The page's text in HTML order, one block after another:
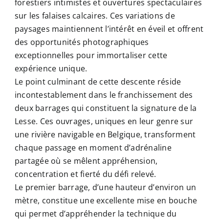
forestiers intimistes et ouvertures spectaculaires
sur les falaises calcaires. Ces variations de
paysages maintiennent l’intérêt en éveil et offrent
des opportunités photographiques
exceptionnelles pour immortaliser cette
expérience unique.
Le point culminant de cette descente réside
incontestablement dans le franchissement des
deux barrages qui constituent la signature de la
Lesse. Ces ouvrages, uniques en leur genre sur
une rivière navigable en Belgique, transforment
chaque passage en moment d’adrénaline
partagée où se mêlent appréhension,
concentration et fierté du défi relevé.
Le premier barrage, d’une hauteur d’environ un
mètre, constitue une excellente mise en bouche
qui permet d’appréhender la technique du